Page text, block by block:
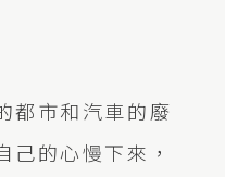
都市和汽車的廢
己的心慢下來，